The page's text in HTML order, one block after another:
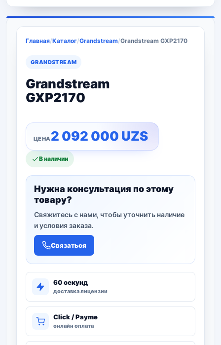
Главная/Каталог/Grandstream/Grandstream GXP2170
GRANDSTREAM
Grandstream
GXP2170
2 092 000 UZS
В наличии
Нужна консультация по этому
товару?
Свяжитесь с нами, чтобы уточнить наличие
и условия заказа.
Связаться
60 секунд
доставка лицензии
Click / Payme
онлайн оплата